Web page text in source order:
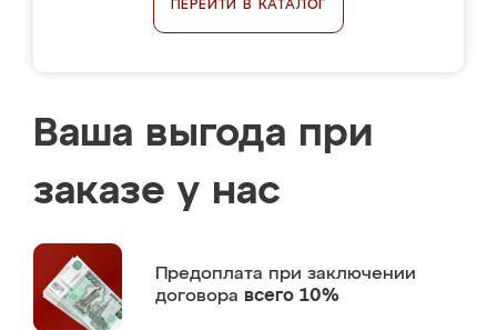
ПЕРЕЙТИ В КАТАЛОГ
Ваша выгода при
заказе у нас
Предоплата при заключении
договора всего 10%